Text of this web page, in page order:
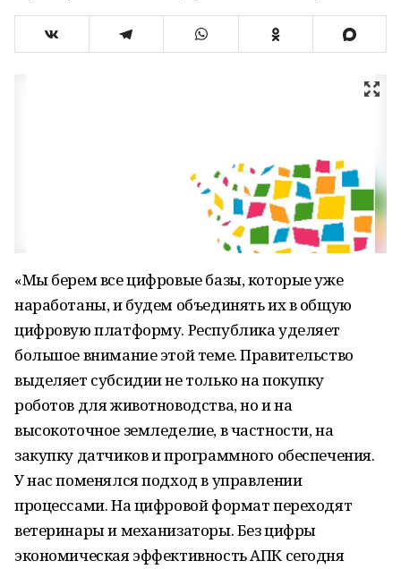
«Мы берем все цифровые базы, которые уже
наработаны, и будем объединять их в общую
цифровую платформу. Республика уделяет
большое внимание этой теме. Правительство
выделяет субсидии не только на покупку
роботов для животноводства, но и на
высокоточное земледелие, в частности, на
закупку датчиков и программного обеспечения.
У нас поменялся подход в управлении
процессами. На цифровой формат переходят
ветеринары и механизаторы. Без цифры
экономическая эффективность АПК сегодня